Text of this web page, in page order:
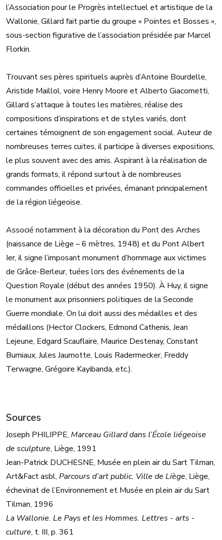
l’Association pour le Progrès intellectuel et artistique de la
Wallonie, Gillard fait partie du groupe « Pointes et Bosses »,
sous-section figurative de l’association présidée par Marcel
Florkin.
Trouvant ses pères spirituels auprès d’Antoine Bourdelle,
Aristide Maillol, voire Henry Moore et Alberto Giacometti,
Gillard s’attaque à toutes les matières, réalise des
compositions d’inspirations et de styles variés, dont
certaines témoignent de son engagement social. Auteur de
nombreuses terres cuites, il participe à diverses expositions,
le plus souvent avec des amis. Aspirant à la réalisation de
grands formats, il répond surtout à de nombreuses
commandes officielles et privées, émanant principalement
de la région liégeoise.
Associé notamment à la décoration du Pont des Arches
(naissance de Liège – 6 mètres, 1948) et du Pont Albert
Ier, il signe l’imposant monument d’hommage aux victimes
de Grâce-Berleur, tuées lors des événements de la
Question Royale (début des années 1950). À Huy, il signe
le monument aux prisonniers politiques de la Seconde
Guerre mondiale. On lui doit aussi des médailles et des
médaillons (Hector Clockers, Edmond Cathenis, Jean
Lejeune, Edgard Scauflaire, Maurice Destenay, Constant
Burniaux, Jules Jaumotte, Louis Radermecker, Freddy
Terwagne, Grégoire Kayibanda, etc.).
Sources
Joseph PHILIPPE, Marceau Gillard dans l’École liégeoise
de sculpture, Liège, 1991
Jean-Patrick DUCHESNE, Musée en plein air du Sart Tilman,
Art&Fact asbl, Parcours d’art public. Ville de Liège, Liège,
échevinat de l’Environnement et Musée en plein air du Sart
Tilman, 1996
La Wallonie. Le Pays et les Hommes. Lettres - arts -
culture, t. III, p. 361